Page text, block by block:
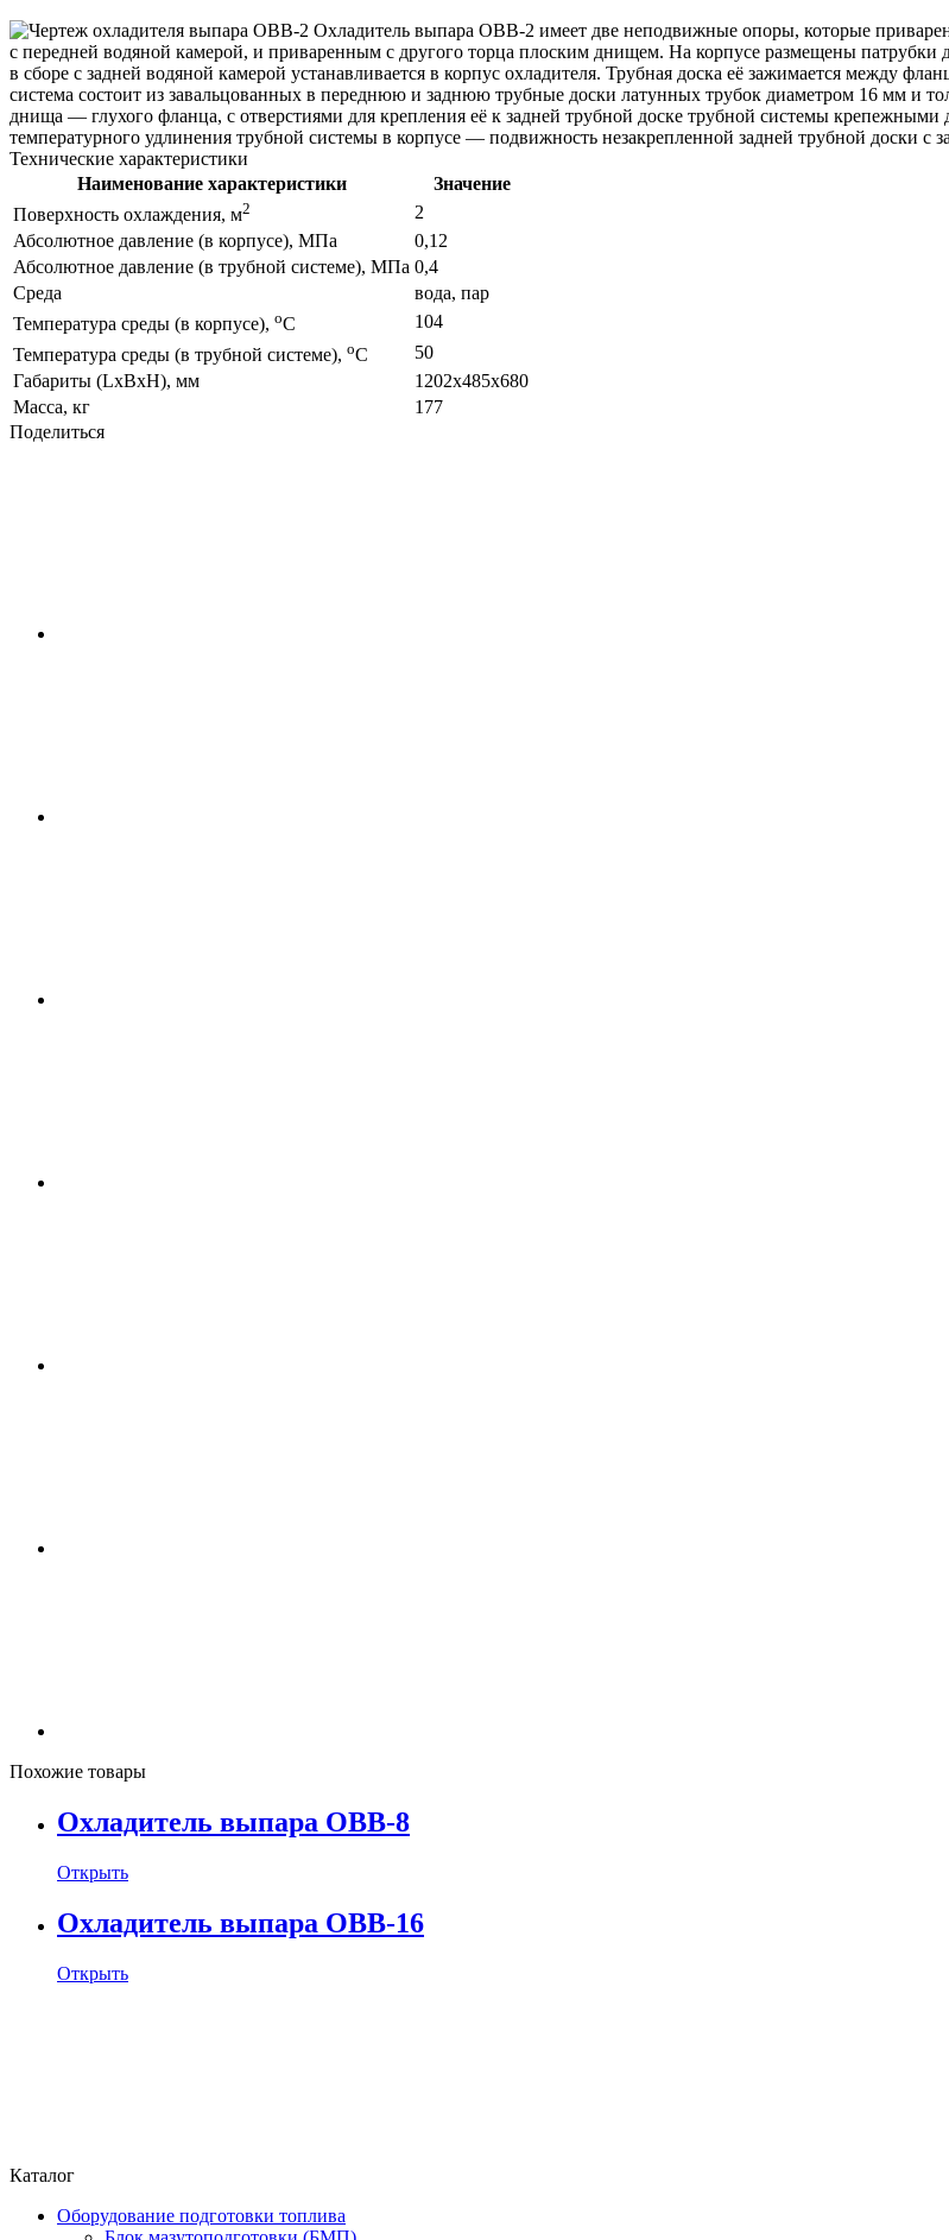
Охладитель выпара ОВВ-2 имеет две неподвижные опоры, которые
с передней водяной камерой, и приваренным с другого торца плоским днищем. На корпусе размещены патрубки
в сборе с задней водяной камерой устанавливается в корпус охладителя. Трубная доска её зажимается между
система состоит из завальцованных в переднюю и заднюю трубные доски латунных трубок диаметром 16 мм и
днища — глухого фланца, с отверстиями для крепления её к задней трубной доске трубной системы
температурного удлинения трубной системы в корпусе — подвижность незакрепленной задней трубной доски с
Технические характеристики
Наименование характеристики
Значение
Поверхность охлаждения, м2
2
Абсолютное давление (в корпусе), МПа
0,12
Абсолютное давление (в трубной системе), МПа 0,4
Среда
вода, пар
Температура среды (в корпусе), oС
104
Температура среды (в трубной системе), oС
50
Габариты (LxBxH), мм
1202x485x680
Масса, кг
177
Поделиться
Похожие товары
Охладитель выпара ОВВ-8
Открыть
Охладитель выпара ОВВ-16
Открыть
Каталог
Оборудование подготовки топлива